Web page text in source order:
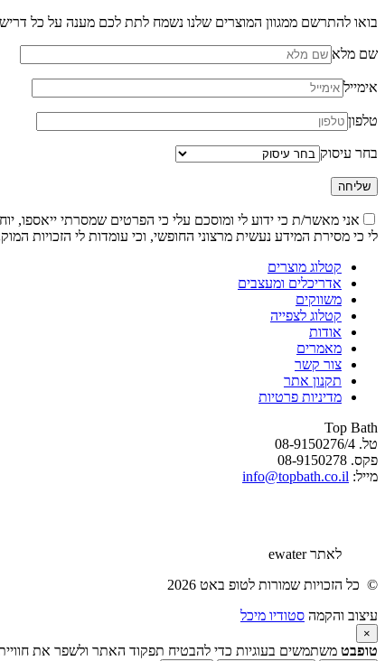
בואו להתרשם ממגוון המוצרים שלנו נשמח לתת לכם מענה על כל
שם מלא
אימייל
טלפון
בחר עיסוק
אני מאשר/ת כי ידוע לי ומוסכם עלי כי הפרטים שמסרתי ייאספו, יוחזקו ויעובדו
לי כי מסירת המידע נעשית מרצוני החופשי, וכי עומדות לי הזכויות
קטלוג מוצרים
אדריכלים ומעצבים
משווקים
קטלוג לצפייה
אודות
מאמרים
צור קשר
תקנון אתר
מדיניות פרטיות
Top Bath
טל. 08-9150276/4
פקס. 08-9150278
מייל: info@topbath.co.il
לאתר ewater
© כל הזכויות שמורות לטופ באט 2026
עיצוב והקמה סטודיו מיכל
×
טופבט משתמשים בעוגיות כדי להבטיח תפקוד האתר ולשפר את